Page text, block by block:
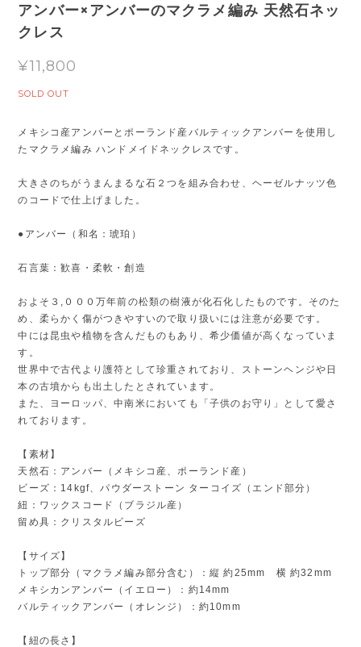
アンバー×アンバーのマクラメ編み 天然石ネッ
クレス
¥11,800
SOLD OUT
メキシコ産アンバーとポーランド産バルティックアンバーを使用し
たマクラメ編み ハンドメイドネックレスです。
大きさのちがうまんまるな石２つを組み合わせ、ヘーゼルナッツ色
のコードで仕上げました。
●アンバー（和名：琥珀）
石言葉：歓喜・柔軟・創造
およそ３,０００万年前の松類の樹液が化石化したものです。そのた
め、柔らかく傷がつきやすいので取り扱いには注意が必要です。
中には昆虫や植物を含んだものもあり、希少価値が高くなっていま
す。
世界中で古代より護符として珍重されており、ストーンヘンジや日
本の古墳からも出土したとされています。
また、ヨーロッパ、中南米においても「子供のお守り」として愛さ
れております。
【素材】
天然石：アンバー（メキシコ産、ポーランド産）
ビーズ：14kgf、パウダーストーン ターコイズ（エンド部分）
紐：ワックスコード（ブラジル産）
留め具：クリスタルビーズ
【サイズ】
トップ部分（マクラメ編み部分含む）：縦 約25mm 横 約32mm
メキシカンアンバー（イエロー）：約14mm
バルティックアンバー（オレンジ）：約10mm
【紐の長さ】